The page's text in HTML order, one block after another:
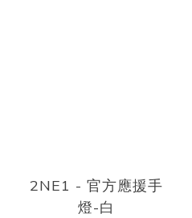
2NE1 - 官方應援手
燈-白